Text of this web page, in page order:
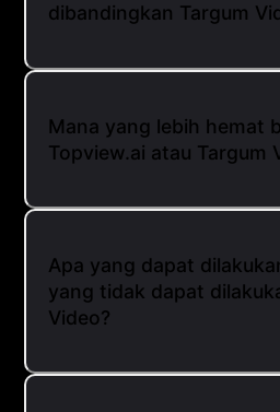
dibandingkan Targum
Mana yang lebih hemat
Topview.ai atau Targum
Apa yang dapat
yang tidak dapat
Video?